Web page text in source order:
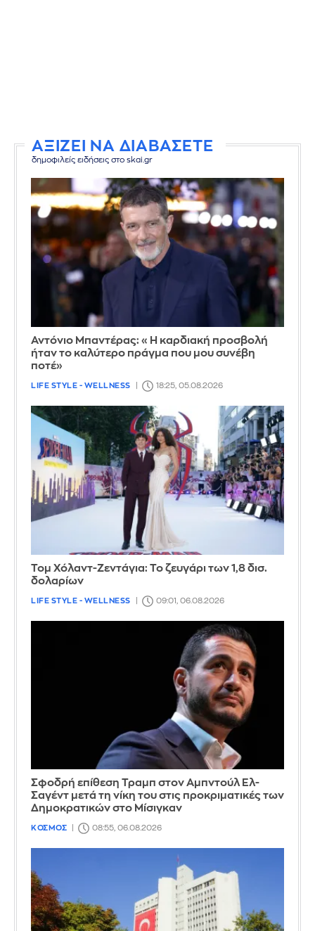
ΑΞΙΖΕΙ ΝΑ ΔΙΑΒΑΣΕΤΕ
δημοφιλείς ειδήσεις στο skai.gr
Αντόνιο Μπαντέρας: «Η καρδιακή προσβολή
ήταν το καλύτερο πράγμα που μου συνέβη
ποτέ»
LIFE STYLE - WELLNESS 18:25, 05.08.2026
Τομ Χόλαντ-Ζεντάγια: Το ζευγάρι των 1,8 δισ.
δολαρίων
LIFE STYLE - WELLNESS 09:01, 06.08.2026
Σφοδρή επίθεση Τραμπ στον Αμπντούλ Ελ-
Σαγέντ μετά τη νίκη του στις προκριματικές των
Δημοκρατικών στο Μίσιγκαν
ΚΟΣΜΟΣ 08:55, 06.08.2026